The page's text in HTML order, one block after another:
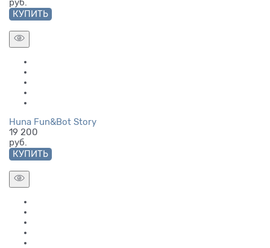
руб.
КУПИТЬ
Huna Fun&Bot Story
19 200
руб.
КУПИТЬ